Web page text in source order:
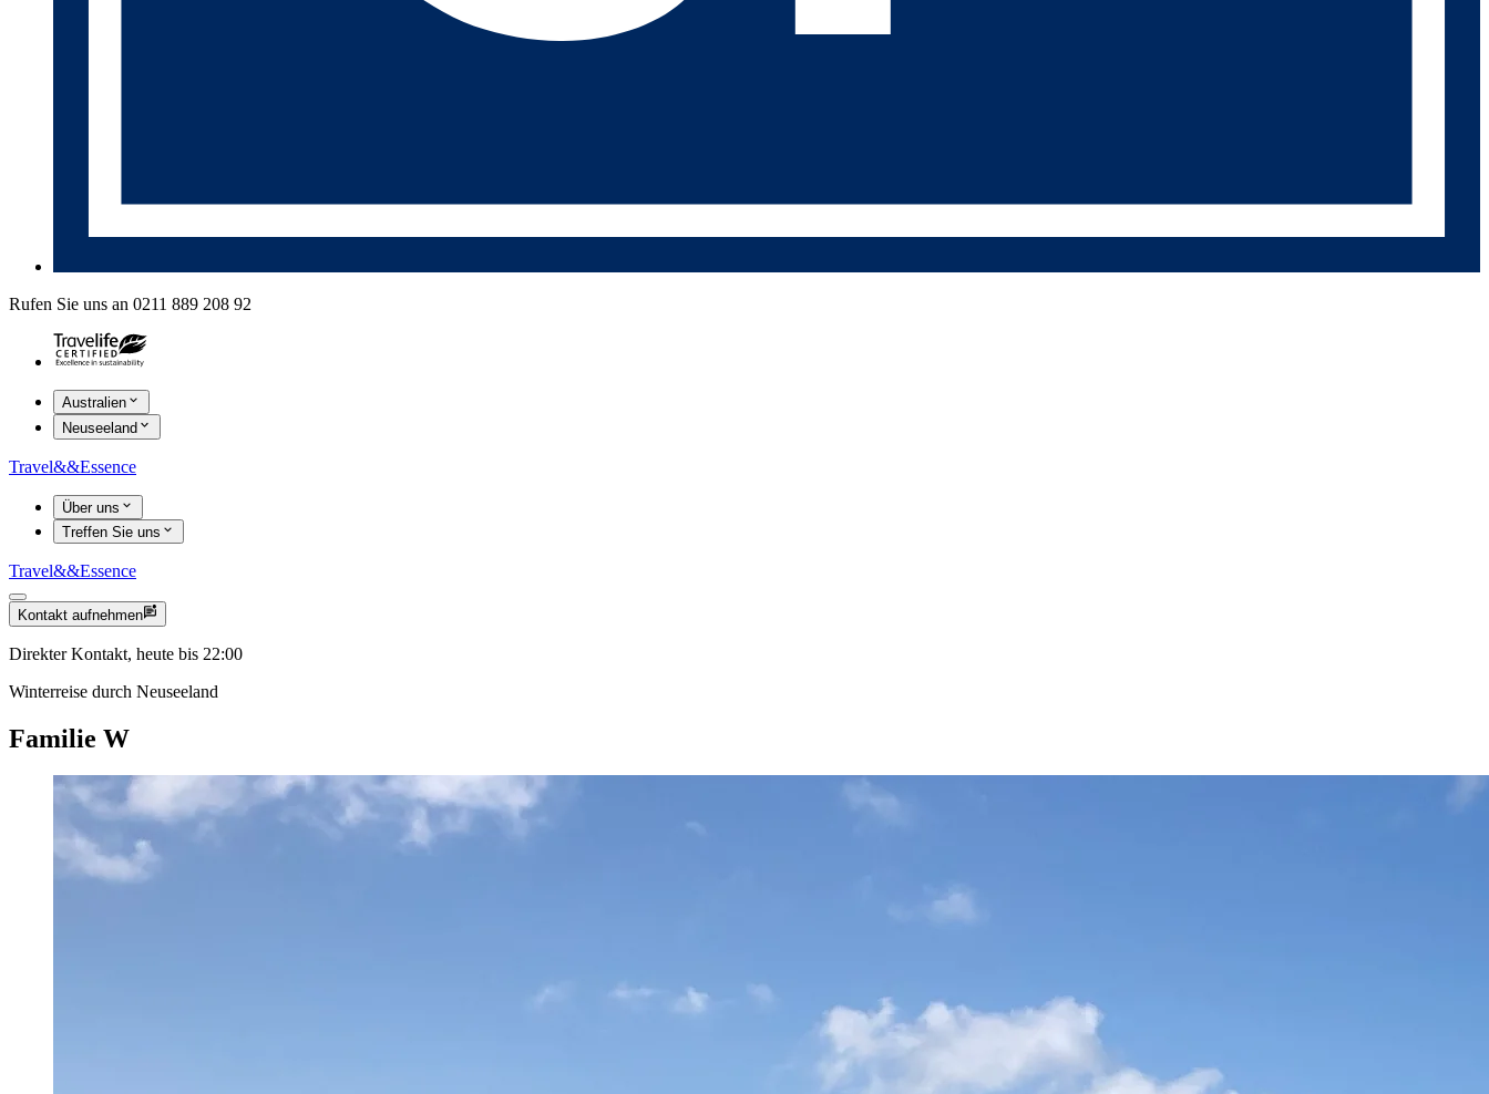
Rufen Sie uns an 0211 889 208 92
Australien
Neuseeland
Travel&&Essence
Über uns
Treffen Sie uns
Travel&&Essence
Kontakt aufnehmen
Direkter Kontakt, heute bis 22:00
Winterreise durch Neuseeland
Familie W